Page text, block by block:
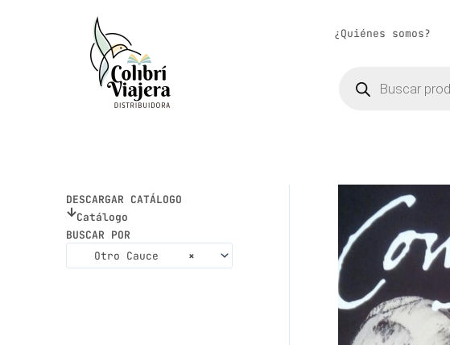
¿Quiénes somos?
productos
DESCARGAR CATÁLOGO
Catálogo
BUSCAR POR
×
Otro Cauce